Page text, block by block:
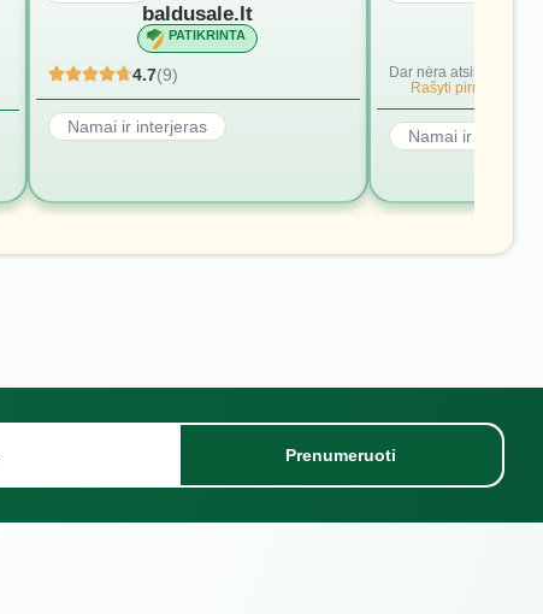
baldusale.lt
PATIKRINTA
4.7(9)
Namai ir interjeras
Dar nėra atsiliepimų.
Rašyti pirmąjį.
Namai ir
Prenumeruoti